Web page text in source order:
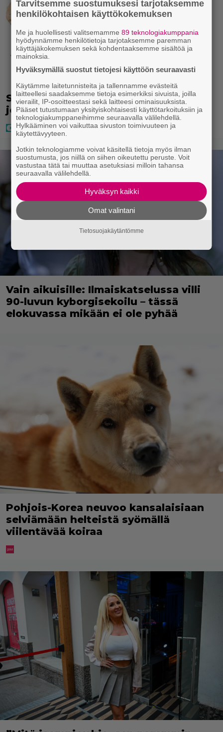
Seiska: Laulaja Frederik lyttäsi Eput –
johan oli taas kielen käyttöä
Vain aikuisille: Ilmaiskatselussa villi
90-luvun kyborgisekoilu – tässä
elokuvassa mikään ei ole pyhää
Pohjois-Korea neuvoo kansalaisiaan
selviämään helteistä syömällä
viilentävää koiraa
Tarvitsemme suostumuksesi tarjotaksemme
henkilökohtaisen käyttökokemuksen
Me ja huolellisesti valitsemamme89 teknologiakumppania
hyödynnämme henkilötietoja tarjotaksemme paremman
käyttäjäkokemuksen sekä kohdentaaksemme sisältöä ja
mainoksia.
Hyväksymällä suostut tietojesi käyttöön seuraavasti
Käytämme laitetunnisteita ja tallennamme evästeitä
laitteellesi saadaksemme tietoja esimerkiksi sivuista, joilla
vierailit, IP-osoitteestasi sekä laitteesi ominaisuuksista.
Pääset tutustumaan yksityiskohtaisesti käyttötarkoituksiin ja
teknologiakumppaneihimme seuraavalla välilehdellä.
Hylkääminen voi vaikuttaa sivuston toimivuuteen ja
käytettävyyteen.
Jotkin teknologiamme voivat käsitellä tietoja myös ilman
suostumusta, jos niillä on siihen oikeutettu peruste. Voit
vastustaa tätä tai muuttaa asetuksiasi milloin tahansa
seuraavalla välilehdellä.
Hyväksyn kaikki
Omat valintani
Tietosuojakäytäntömme